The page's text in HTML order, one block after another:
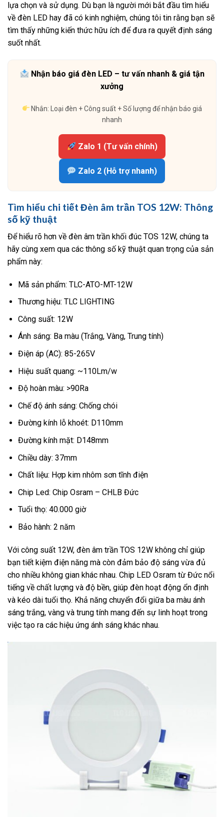
lựa chọn và sử dụng. Dù bạn là người mới bắt đầu tìm hiểu
về đèn LED hay đã có kinh nghiệm, chúng tôi tin rằng bạn sẽ
tìm thấy những kiến thức hữu ích để đưa ra quyết định sáng
suốt nhất.
Nhận báo giá đèn LED – tư vấn nhanh & giá tận
xưởng
Nhắn: Loại đèn + Công suất + Số lượng để nhận báo giá
nhanh
Zalo 1 (Tư vấn chính)
Zalo 2 (Hỗ trợ nhanh)
Tìm hiểu chi tiết Đèn âm trần TOS 12W: Thông
số kỹ thuật
Để hiểu rõ hơn về đèn âm trần khối đúc TOS 12W, chúng ta
hãy cùng xem qua các thông số kỹ thuật quan trọng của sản
phẩm này:
Mã sản phẩm: TLC-ATO-MT-12W
Thương hiệu: TLC LIGHTING
Công suất: 12W
Ánh sáng: Ba màu (Trắng, Vàng, Trung tính)
Điện áp (AC): 85-265V
Hiệu suất quang: ~110Lm/w
Độ hoàn màu: >90Ra
Chế độ ánh sáng: Chống chói
Đường kính lỗ khoét: D110mm
Đường kính mặt: D148mm
Chiều dày: 37mm
Chất liệu: Hợp kim nhôm sơn tĩnh điện
Chip Led: Chip Osram – CHLB Đức
Tuổi thọ: 40.000 giờ
Bảo hành: 2 năm
Với công suất 12W, đèn âm trần TOS 12W không chỉ giúp
bạn tiết kiệm điện năng mà còn đảm bảo độ sáng vừa đủ
cho nhiều không gian khác nhau. Chip LED Osram từ Đức nổi
tiếng về chất lượng và độ bền, giúp đèn hoạt động ổn định
và kéo dài tuổi thọ. Khả năng chuyển đổi giữa ba màu ánh
sáng trắng, vàng và trung tính mang đến sự linh hoạt trong
việc tạo ra các hiệu ứng ánh sáng khác nhau.